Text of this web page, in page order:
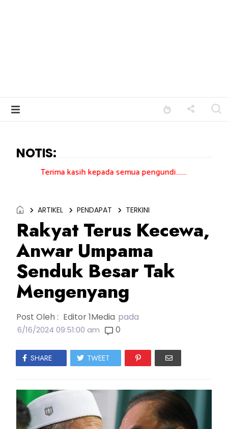
NOTIS:
kasih kepada semua pengundi.......
ARTIKEL PENDAPAT TERKINI
Rakyat Terus Kecewa,
Anwar Umpama
Senduk Besar Tak
Mengenyang
Post Oleh : Editor 1Media pada
6/16/2024 09:51:00 am 0
SHARE TWEET